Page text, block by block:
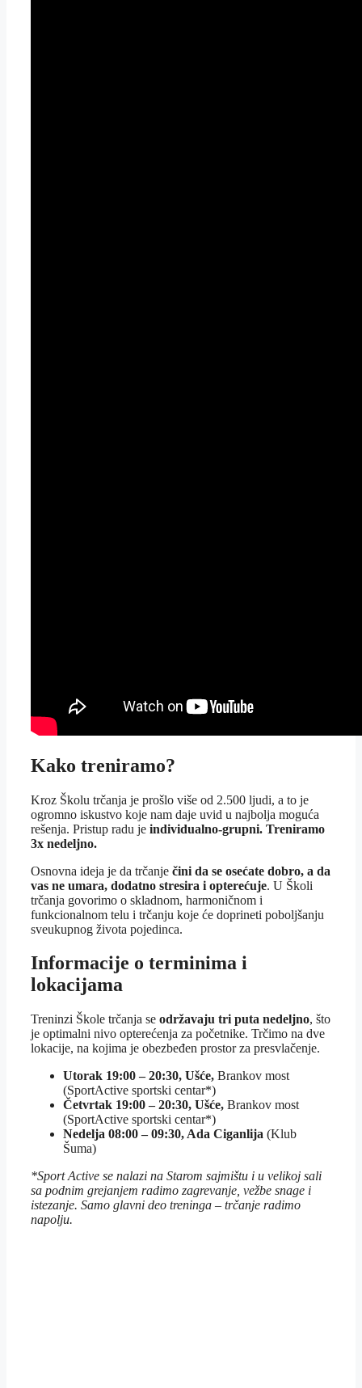
Kako treniramo?
Kroz Školu trčanja je prošlo više od 2.500 ljudi, a to je
ogromno iskustvo koje nam daje uvid u najbolja moguća
rešenja. Pristup radu je individualno-grupni. Treniramo
3x nedeljno.
Osnovna ideja je da trčanje čini da se osećate dobro, a da
vas ne umara, dodatno stresira i opterećuje. U Školi
trčanja govorimo o skladnom, harmoničnom i
funkcionalnom telu i trčanju koje će doprineti poboljšanju
sveukupnog života pojedinca.
Informacije o terminima i
lokacijama
Treninzi Škole trčanja se održavaju tri puta nedeljno, što
je optimalni nivo opterećenja za početnike. Trčimo na dve
lokacije, na kojima je obezbeđen prostor za presvlačenje.
Utorak 19:00 – 20:30, Ušće, Brankov most
(SportActive sportski centar*)
Četvrtak 19:00 – 20:30, Ušće, Brankov most
(SportActive sportski centar*)
Nedelja 08:00 – 09:30, Ada Ciganlija (Klub
Šuma)
*Sport Active se nalazi na Starom sajmištu i u velikoj sali
sa podnim grejanjem radimo zagrevanje, vežbe snage i
istezanje. Samo glavni deo treninga – trčanje radimo
napolju.